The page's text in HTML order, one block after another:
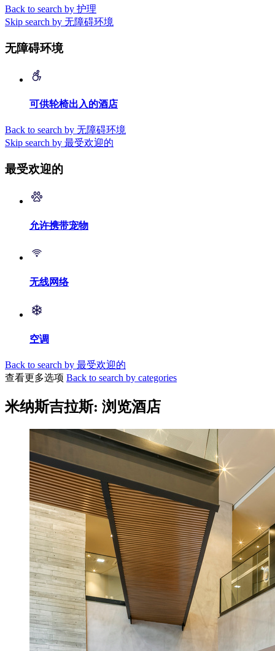
Back to search by 护理
Skip search by 无障碍环境
无障碍环境
可供轮椅出入的酒店
Back to search by 无障碍环境
Skip search by 最受欢迎的
最受欢迎的
允许携带宠物
无线网络
空调
Back to search by 最受欢迎的
查看更多选项 Back to search by categories
米纳斯吉拉斯: 浏览酒店